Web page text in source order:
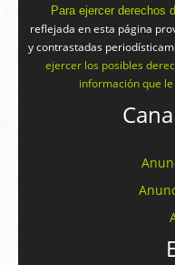
Para ejercer derechos
reflejada en esta página
y contrastadas
ejercer los posibles
información que